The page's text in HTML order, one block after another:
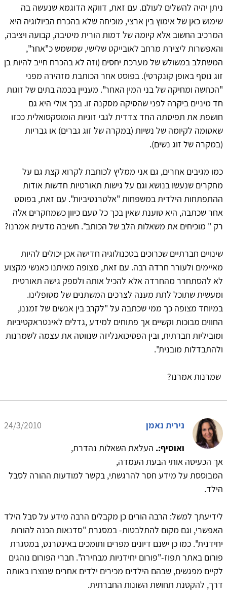
ניתן יהיה להשלים לעולם. עם זאת, דווקא הדוגמא שנעשה בה
שימוש כאן של אימוץ בין ארצי, מוכיחה שלא בהכרח הביולוגיה היא
המרכיב החשוב אלא קיומה של דמות הורית מיטיבה, קבועה ויציבה,
והאפשרות ליצירת מרחב לאובייקט שלישי, שמשמש כ"אחר",
המשתלב במשולש של מערכת יחסים (וזה לא בהכרח חייב להיות בן
זוג נוסף באופן קונקרטי). בפוסט אחר הכותבת מזהירה מפני
"הכחשה ומחיקה של בני המין האחר". מעניין בכמה בתים של זוגות
חד מיניים ביקרה לפני שהסיקה מסקנה זו. בכך אולי היא גם
חושפת את תפיסתה החד צדדית לגבי זוגיות הומוסקסואלית ככזו
שאטומה לקיומה של נשיות (במקרה של זוג גברים) או גבריות
(במקרה של זוג נשים).
כמו מגיבים אחרים, גם אני ממליץ לכותבת לקרוא קצת גם על
מחקרים שנעשו בנושא וגם על גישות תאורטיות חדשות אודות
ההתפתחות הילדית במשפחות "אלטרנטיביות". עם זאת, בפוסט
אחר שכתבה, היא טוענת שאין בכך כל טעם כיוון כשמחקרים אלה
רק " מוכיחים את משאלות הלב של הכותב". חשיבה מדעית אמרנו?
שינויים חברתיים שכרוכים בטכנולוגיה חדישה אכן יכולים להיות
מאיימים ולעורר חרדה רבה. עם זאת, מצופה מאיתנו כאנשי מקצוע
לא להסתחרר מהחרדה אלא להכיל אותה ולספק גישה תאורטית
ומעשית שתוכל לתת מענה לצרכים המשתנים של מטופלינו.
במיוחד מצופה כך ממי שכתבה על "לקרב בין אנשים של זמננו,
החווים מבוכות וקשיים אך פתוחים למידע ,גדלים לאינטראקטיביות
ומוביליות חברתית, ובין הפסיכואנליזה שנווטה את עצמה לשמרנות
ולהתבדלות מובנית".
שמרנות אמרנו?
נירית נאמן
24/3/2010
ואוסיף:. העלאת השאלות נהדרת,
אך הכעיסה אותי הבעת העמדה,
המבוססת על מידע חסר להרגשתי, בקשר למודעות ההורה לסבל
הילד.
לידיעתך למשל: הרבה הורים כן מקבלים הרבה מידע על סבל הילד
האפשרי, וגם מקום להתלבטות- במסגרת "סדנאות הכנה להורות
יחידנית". כמו כן ישנם דיונים מפרים ותומכים באינטרנט, במסגרת
פורום באתר תפוז-"פורום יחידניות מבחירה". חברי הפורום נוהגים
לקיים מפגשים, שבהם הילדים מכירים ילדים אחרים שנוצרו באותה
דרך, להקטנת תחושת השונות החברתית.